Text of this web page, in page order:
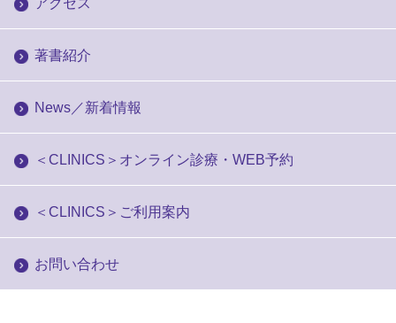
著書紹介
News／新着情報
＜CLINICS＞オンライン診療・WEB予約
＜CLINICS＞ご利用案内
お問い合わせ